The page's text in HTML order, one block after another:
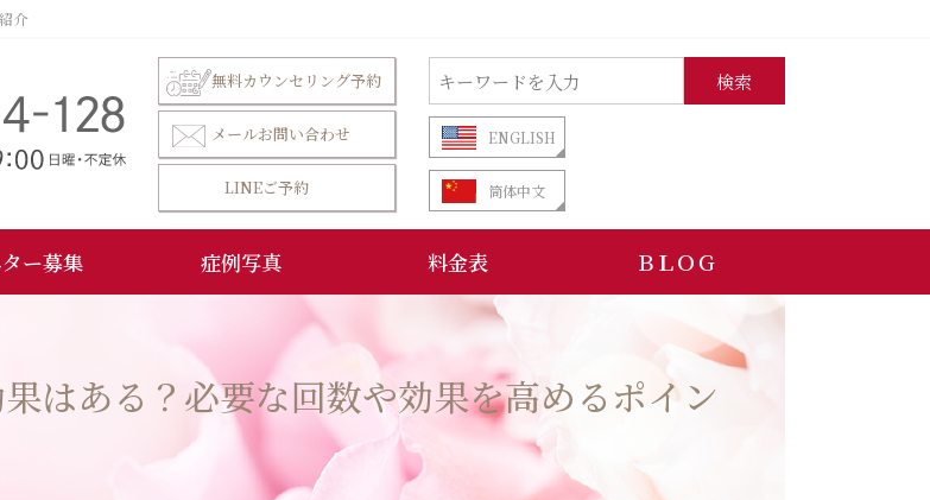
介
無料カウンセリング予約
メールお問い合わせ
LINEご予約
検索
ENGLISH
筒体中文
ー募集 症例写真 料金表 ＢＬＯＧ
はある？必要な回数や効果を高めるポイン